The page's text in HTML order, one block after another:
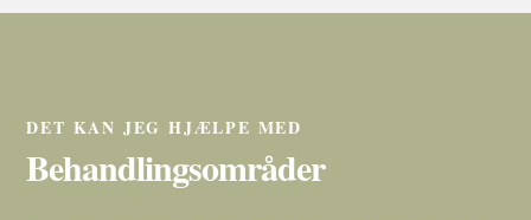
DET KAN JEG HJÆLPE MED
Behandlingsområder